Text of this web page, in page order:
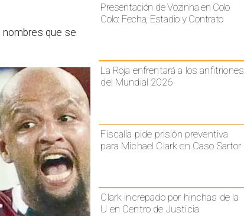
Presentación de Vozinha en Colo
Colo: Fecha, Estadio y Contrato
La Roja enfrentará a los anfitriones
del Mundial 2026
Fiscalía pide prisión preventiva
para Michael Clark en Caso Sartor
Clark increpado por hinchas de la
U en Centro de Justicia
que se